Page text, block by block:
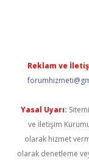
Reklam ve
Yasal Uyarı:
ve İletişim
olarak hizmet
olarak denetleme